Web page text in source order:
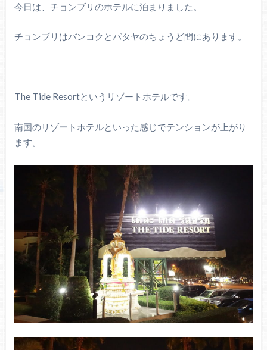
今日は、チョンブリのホテルに泊まりました。
チョンブリはバンコクとパタヤのちょうど間にあります。
The Tide Resortというリゾートホテルです。
南国のリゾートホテルといった感じでテンションが上がり
ます。